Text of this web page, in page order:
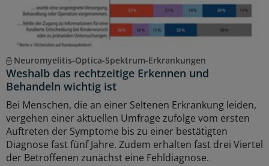
Neuromyelitis-Optica-Spektrum-Erkrankungen
Weshalb das rechtzeitige Erkennen und
Behandeln wichtig ist
Bei Menschen, die an einer Seltenen Erkrankung leiden,
vergehen einer aktuellen Umfrage zufolge vom ersten
Auftreten der Symptome bis zu einer bestätigten
Diagnose fast fünf Jahre. Zudem erhalten fast drei Viertel
der Betroffenen zunächst eine Fehldiagnose.